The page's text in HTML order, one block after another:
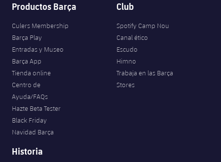
Productos Barça
Culers Membership
Barça Play
Entradas y Museo
Barça App
Tienda online
Centro de
Ayuda/FAQs
Hazte Beta Tester
Black Friday
Navidad Barça
Club
Spotify Camp Nou
Canal ético
Escudo
Himno
Trabaja en las Barça
Stores
Historia